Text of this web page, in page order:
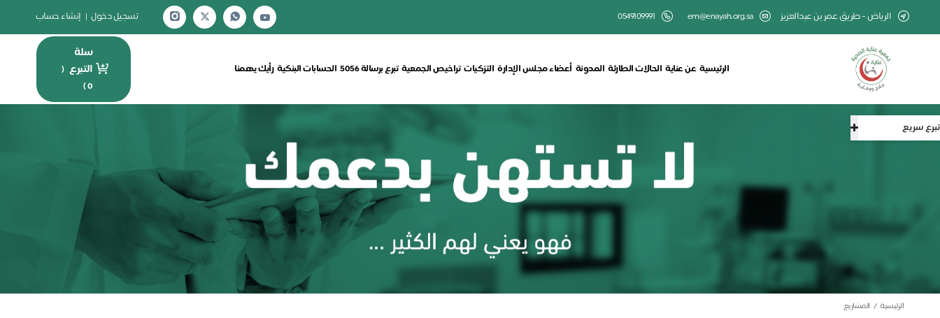
تبرع سريع
الرياض - طريق عمر بن عبدالعزيز em@enayah.org.sa
0549109991 تسجيل دخول | إنشاء حساب
الرئيسية عن عناية الحالات الطارئة المدونة أعضاء مجلس الإدارة التزكيات تراخيص الجمعية تبرع برسالة 5056 الحسابات البنكية رأيك يهمنا
سلة
التبرع (
0
)
الرئيسية المشاريع